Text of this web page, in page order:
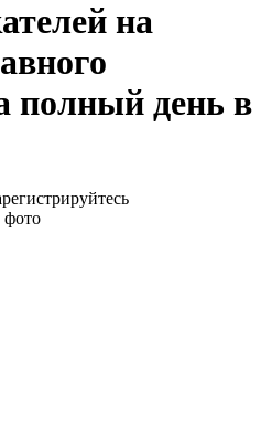
на
полный день в
фото